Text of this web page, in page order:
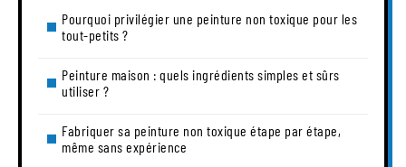
Pourquoi privilégier une peinture non toxique pour les
tout-petits ?
Peinture maison : quels ingrédients simples et sûrs
utiliser ?
Fabriquer sa peinture non toxique étape par étape,
même sans expérience